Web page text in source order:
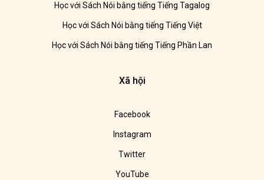
Học với Sách Nói bằng tiếng Tiếng Tagalog
Học với Sách Nói bằng tiếng Tiếng Việt
Học với Sách Nói bằng tiếng Tiếng Phần Lan
Xã hội
Facebook
Instagram
Twitter
YouTube